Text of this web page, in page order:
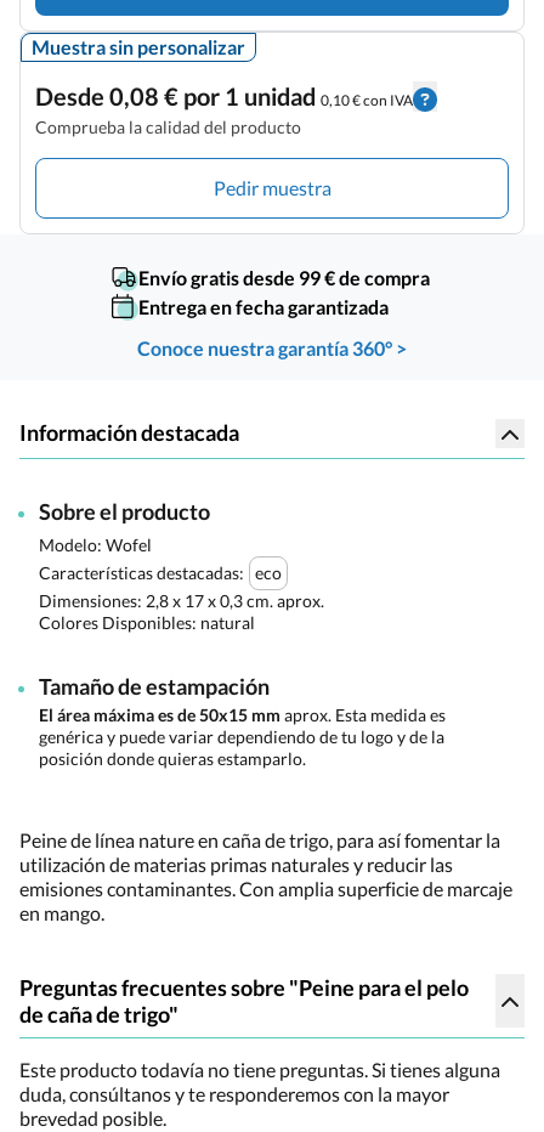
Muestra sin personalizar
Desde 0,08 € por 1 unidad 0,10 € con IVA
Comprueba la calidad del producto
Pedir muestra
Envío gratis desde 99 € de compra
Entrega en fecha garantizada
Conoce nuestra garantía 360° >
Información destacada
Sobre el producto
Modelo: Wofel
Características destacadas: eco
Dimensiones: 2,8 x 17 x 0,3 cm. aprox.
Colores Disponibles: natural
Tamaño de estampación
El área máxima es de 50x15 mm aprox. Esta medida es
genérica y puede variar dependiendo de tu logo y de la
posición donde quieras estamparlo.
Peine de línea nature en caña de trigo, para así fomentar la
utilización de materias primas naturales y reducir las
emisiones contaminantes. Con amplia superficie de marcaje
en mango.
Preguntas frecuentes sobre "Peine para el pelo
de caña de trigo"
Este producto todavía no tiene preguntas. Si tienes alguna
duda, consúltanos y te responderemos con la mayor
brevedad posible.